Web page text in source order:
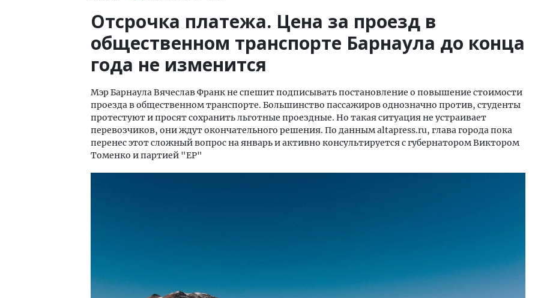
Отсрочка платежа. Цена за проезд в
общественном транспорте Барнаула до конца
года не изменится
Мэр Барнаула Вячеслав Франк не спешит подписывать постановление о повышение стоимости
проезда в общественном транспорте. Большинство пассажиров однозначно против, студенты
протестуют и просят сохранить льготные проездные. Но такая ситуация не устраивает
перевозчиков, они ждут окончательного решения. По данным altapress.ru, глава города пока
перенес этот сложный вопрос на январь и активно консультируется с губернатором Виктором
Томенко и партией "ЕР"
земли. Мощение крупноформатными
Двухуровневые номера и